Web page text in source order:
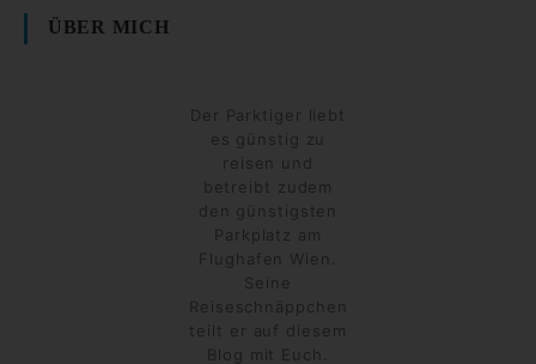
ÜBER MICH
Der Parktiger liebt
es günstig zu
reisen und
betreibt zudem
den günstigsten
Parkplatz am
Flughafen Wien.
Seine
Reiseschnäppchen
teilt er auf diesem
Blog mit Euch.